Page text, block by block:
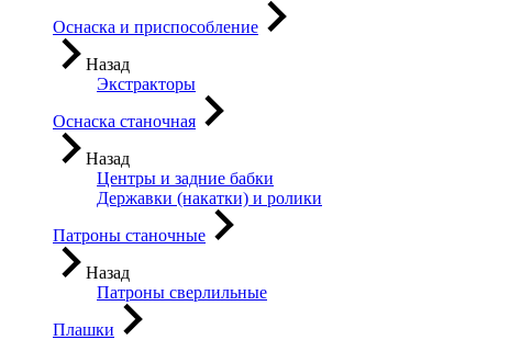
Оснаска и приспособление
Назад
Экстракторы
Оснаска станочная
Назад
Центры и задние бабки
Державки (накатки) и ролики
Патроны станочные
Назад
Патроны сверлильные
Плашки